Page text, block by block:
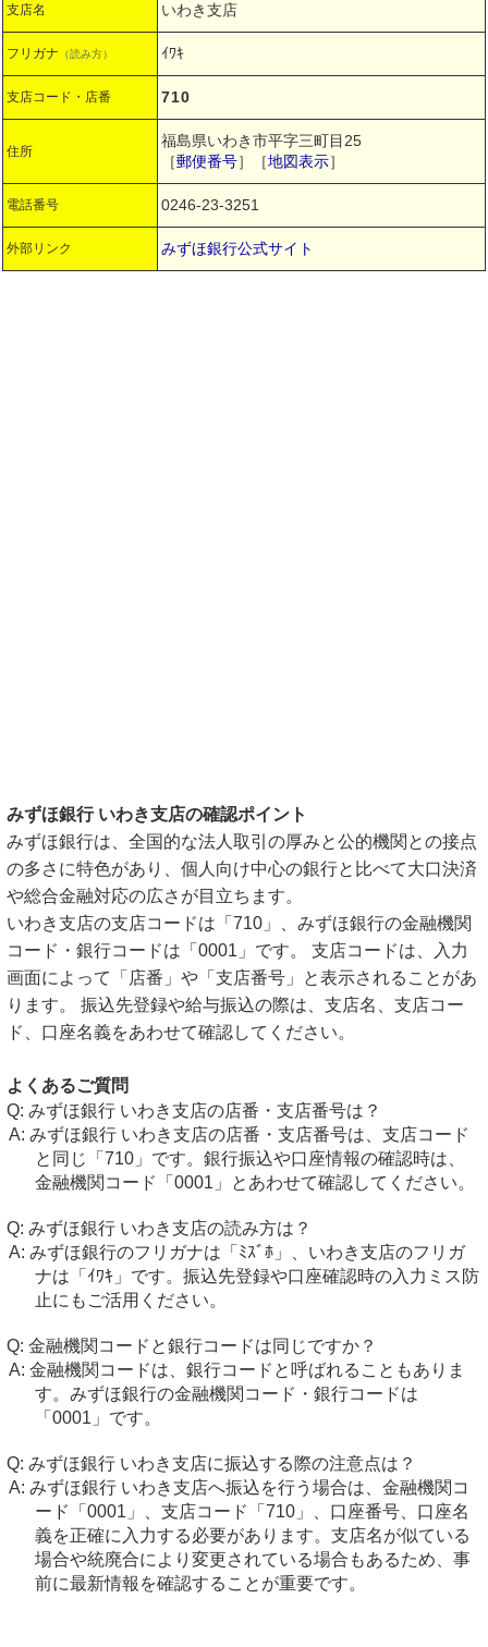
支店名 いわき支店
フリガナ （読み方） ｲﾜｷ
支店コード・店番 710
住所
福島県いわき市平字三町目25
［郵便番号］［地図表示］
電話番号 0246-23-3251
外部リンク みずほ銀行公式サイト
みずほ銀行 いわき支店の確認ポイント
みずほ銀行は、全国的な法人取引の厚みと公的機関との接点
の多さに特色があり、個人向け中心の銀行と比べて大口決済
や総合金融対応の広さが目立ちます。
いわき支店の支店コードは「710」、みずほ銀行の金融機関
コード・銀行コードは「0001」です。 支店コードは、入力
画面によって「店番」や「支店番号」と表示されることがあ
ります。 振込先登録や給与振込の際は、支店名、支店コー
ド、口座名義をあわせて確認してください。
よくあるご質問
みずほ銀行 いわき支店の店番・支店番号は？
みずほ銀行 いわき支店の店番・支店番号は、支店コード
と同じ「710」です。銀行振込や口座情報の確認時は、
金融機関コード「0001」とあわせて確認してください。
みずほ銀行 いわき支店の読み方は？
みずほ銀行のフリガナは「ﾐｽﾞﾎ」、いわき支店のフリガ
ナは「ｲﾜｷ」です。振込先登録や口座確認時の入力ミス防
止にもご活用ください。
金融機関コードと銀行コードは同じですか？
金融機関コードは、銀行コードと呼ばれることもありま
す。みずほ銀行の金融機関コード・銀行コードは
「0001」です。
みずほ銀行 いわき支店に振込する際の注意点は？
みずほ銀行 いわき支店へ振込を行う場合は、金融機関コ
ード「0001」、支店コード「710」、口座番号、口座名
義を正確に入力する必要があります。支店名が似ている
場合や統廃合により変更されている場合もあるため、事
前に最新情報を確認することが重要です。